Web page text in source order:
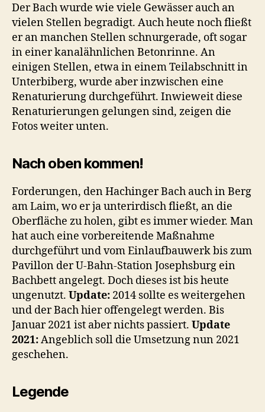
Der Bach wurde wie viele Gewässer auch an
vielen Stellen begradigt. Auch heute noch fließt
er an manchen Stellen schnurgerade, oft sogar
in einer kanalähnlichen Betonrinne. An
einigen Stellen, etwa in einem Teilabschnitt in
Unterbiberg, wurde aber inzwischen eine
Renaturierung durchgeführt. Inwieweit diese
Renaturierungen gelungen sind, zeigen die
Fotos weiter unten.
Nach oben kommen!
Forderungen, den Hachinger Bach auch in Berg
am Laim, wo er ja unterirdisch fließt, an die
Oberfläche zu holen, gibt es immer wieder. Man
hat auch eine vorbereitende Maßnahme
durchgeführt und vom Einlaufbauwerk bis zum
Pavillon der U-Bahn-Station Josephsburg ein
Bachbett angelegt. Doch dieses ist bis heute
ungenutzt. Update: 2014 sollte es weitergehen
und der Bach hier offengelegt werden. Bis
Januar 2021 ist aber nichts passiert. Update
2021:Angeblich soll die Umsetzung nun 2021
geschehen.
Legende